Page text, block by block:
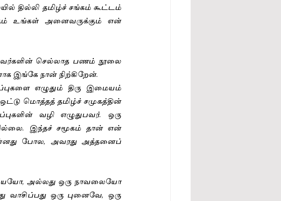
தில்லி தமிழ்ச் சங்கம் கூட்டம்
உங்கள் அனைவருக்கும் என்
செல்லாத பணம் நூலை
இங்கே நான் நிற்கிறேன்.
எழுதும் திரு இமையம்
மொத்தத் தமிழ்ச் சமுகத்தின்
வழி எழுதுபவர். ஒரு
இந்தச் சமூகம் தான் என்
போல, அவரது அத்தனைப்
அல்லது ஒரு நாவலையோ
ஒரு புனைவே, ஒரு